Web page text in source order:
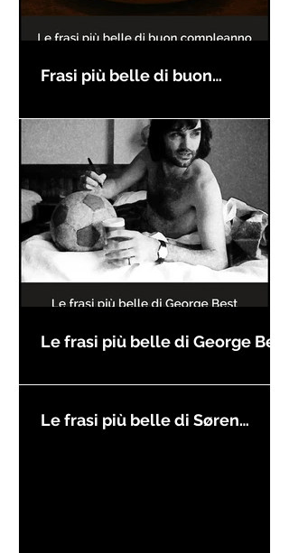
Frasi più belle di buon
Le frasi più belle di George Best
Le frasi più belle di Søren